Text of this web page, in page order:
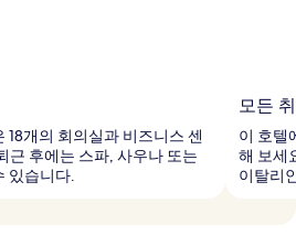
18개의 회의실과 비즈니스 센
근 후에는 스파, 사우나 또는
있습니다.
모든
이 호텔
해 보세
이탈리